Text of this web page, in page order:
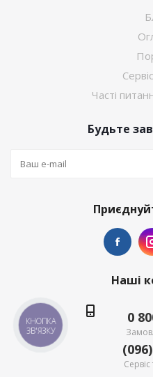
Часті
Будьте
Наші
0
КНОПКА
ЗВ'ЯЗКУ